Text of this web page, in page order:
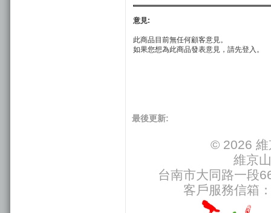
意見:
此商品目前無任何顧客意見。
如果您想為此商品發表意見，請先登入。
最後更新:
© 2026 維
維京
台南市大同路一段
客戶服務信箱